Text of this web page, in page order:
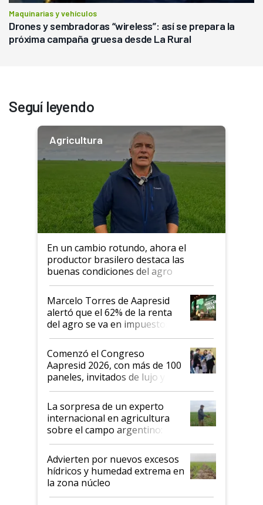
Maquinarias y vehículos
Drones y sembradoras “wireless”: así se prepara la
próxima campaña gruesa desde La Rural
Seguí leyendo
Agricultura
En un cambio rotundo, ahora el
productor brasilero destaca las
buenas condiciones del agro
argentino para invertir: "Los veo
más motivados"
Marcelo Torres de Aapresid
alertó que el 62% de la renta
del agro se va en impuestos:
"No es bueno que en
Argentina se sigan discutiendo
las mismas cosas de hace 50
años"
Comenzó el Congreso
Aapresid 2026, con más de 100
paneles, invitados de lujo y
todas las tendencias
La sorpresa de un experto
internacional en agricultura
sobre el campo argentino:
"Estoy muy impresionado"
Advierten por nuevos excesos
hídricos y humedad extrema en
la zona núcleo